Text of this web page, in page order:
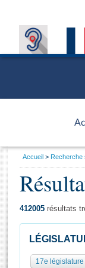
Vous
Accueil Recherche
412005 résultats
17e législature